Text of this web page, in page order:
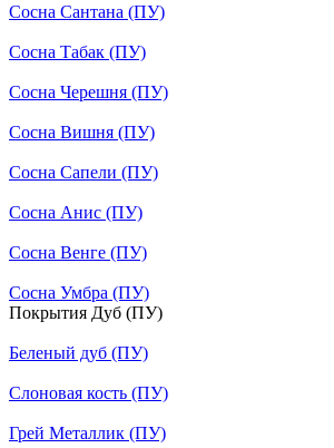
Сосна Сантана (ПУ)
Сосна Табак (ПУ)
Сосна Черешня (ПУ)
Сосна Вишня (ПУ)
Сосна Сапели (ПУ)
Сосна Анис (ПУ)
Сосна Венге (ПУ)
Сосна Умбра (ПУ)
Покрытия Дуб (ПУ)
Беленый дуб (ПУ)
Слоновая кость (ПУ)
Грей Металлик (ПУ)